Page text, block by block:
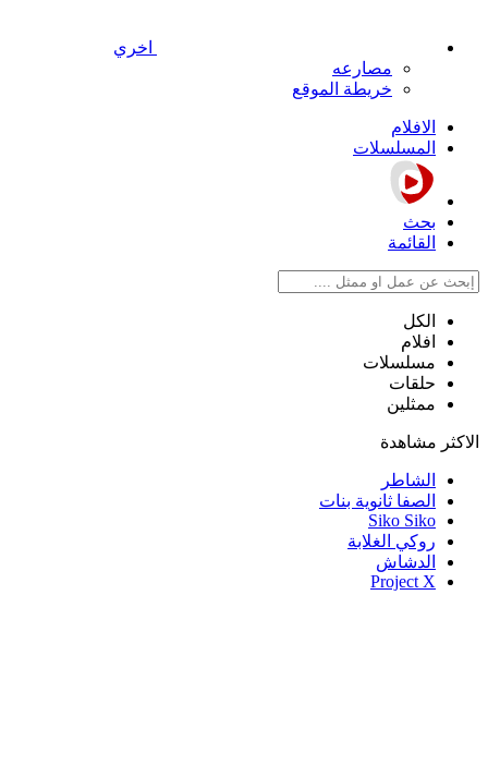
اخري
مصارعه
خريطة الموقع
الافلام
المسلسلات
بحث
القائمة
الكل
افلام
مسلسلات
حلقات
ممثلين
الاكثر مشاهدة
الشاطر
الصفا ثانوية بنات
Siko Siko
روكي الغلابة
الدشاش
Project X